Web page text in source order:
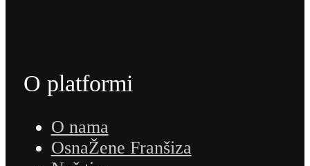
O platformi
O nama
OsnaŽene Franšiza